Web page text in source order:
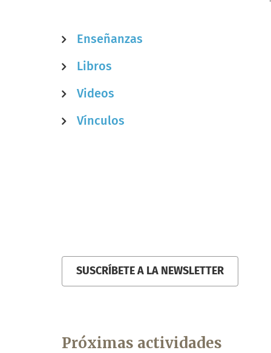
Enseñanzas
Libros
Videos
Vínculos
paraSaber
más
SUSCRÍBETE A LA NEWSLETTER
Próximas actividades